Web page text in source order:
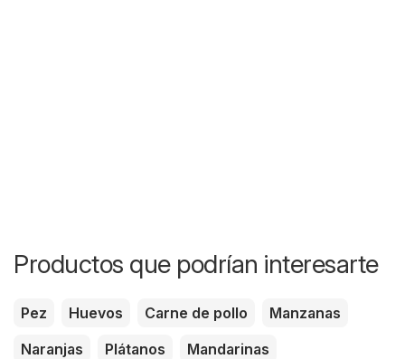
Productos que podrían interesarte
Pez Huevos Carne de pollo
Manzanas
Naranjas
Plátanos
Mandarinas